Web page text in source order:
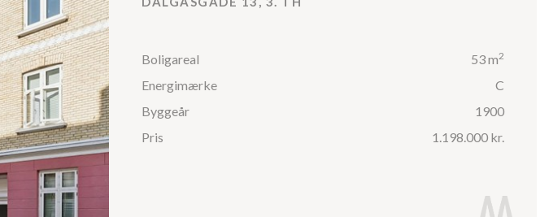
Boligareal 53 m2
Energimærke
C
Byggeår
1900
Pris
1.198.000 kr.